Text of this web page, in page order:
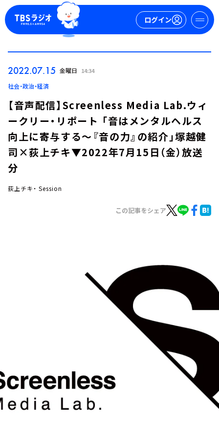
ログイン
週間番組表
2022.07.15 金曜日 14:34
社会・政治・経済
【音声配信】Screenless Media Lab.ウィ
ークリー・リポート 「音はメンタルヘルス
向上に寄与する～『音の力』の紹介」塚越健
司×荻上チキ▼2022年7月15日（金）放送
分
荻上チキ・ Session
この記事をシェア